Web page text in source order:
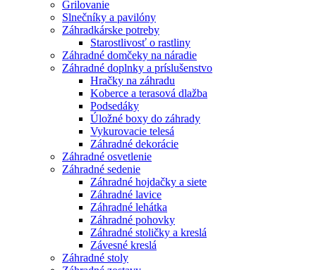
Grilovanie
Slnečníky a pavilóny
Záhradkárske potreby
Starostlivosť o rastliny
Záhradné domčeky na náradie
Záhradné doplnky a príslušenstvo
Hračky na záhradu
Koberce a terasová dlažba
Podsedáky
Úložné boxy do záhrady
Vykurovacie telesá
Záhradné dekorácie
Záhradné osvetlenie
Záhradné sedenie
Záhradné hojdačky a siete
Záhradné lavice
Záhradné lehátka
Záhradné pohovky
Záhradné stoličky a kreslá
Závesné kreslá
Záhradné stoly